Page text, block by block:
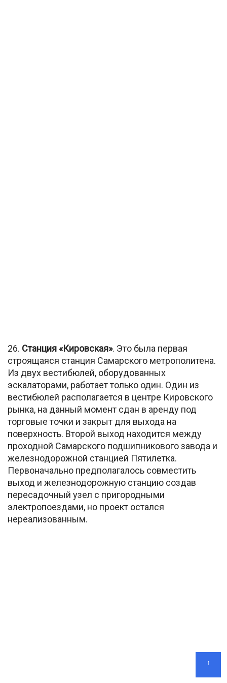
26. Станция «Кировская». Это была первая
строящаяся станция Самарского метрополитена.
Из двух вестибюлей, оборудованных
эскалаторами, работает только один. Один из
вестибюлей располагается в центре Кировского
рынка, на данный момент сдан в аренду под
торговые точки и закрыт для выхода на
поверхность. Второй выход находится между
проходной Самарского подшипникового завода и
железнодорожной станцией Пятилетка.
Первоначально предполагалось совместить
выход и железнодорожную станцию создав
пересадочный узел с пригородными
электропоездами, но проект остался
нереализованным.
↑